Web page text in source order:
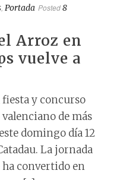
Portada Posted8
Arroz en
vuelve a
fiesta y concurso
de más
domingo día 12
La jornada
convertido en